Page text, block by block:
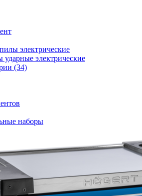
электрические
ударные электрические
(34)
наборы